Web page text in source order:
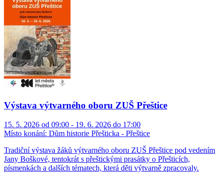
Výstava výtvarného oboru ZUŠ Přeštice
15. 5. 2026 od 09:00 - 19. 6. 2026 do 17:00
Místo konání: Dům historie Přešticka - Přeštice
Tradiční výstava žáků výtvarného oboru ZUŠ Přeštice pod vedením
Jany Boškové, tentokrát s přeštickými prasátky o Přešticích,
písmenkách a dalších tématech, která děti výtvarně zpracovaly.